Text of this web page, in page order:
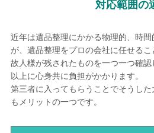
対応範囲の
近年は遺品整理にかかる物理的、時
が、遺品整理をプロの会社に任せるこ
故人様が残されたものを一つ一つ確
以上に心身共に負担がかかります。
第三者に入ってもらうことでそうし
もメリットの一つです。